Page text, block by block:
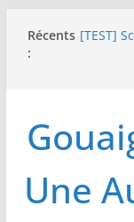
Récents
:
[TEST]
SNK
Une